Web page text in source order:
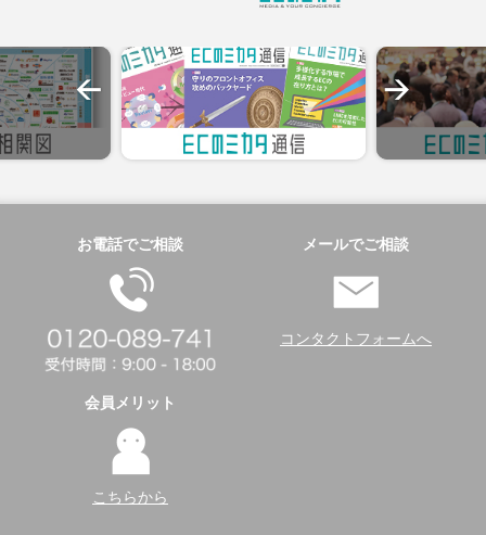
お電話でご相談 メールでご相談
コンタクトフォームへ
会員メリット
こちらから